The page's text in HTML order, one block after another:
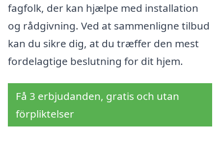
fagfolk, der kan hjælpe med installation
og rådgivning. Ved at sammenligne tilbud
kan du sikre dig, at du træffer den mest
fordelagtige beslutning for dit hjem.
Få 3 erbjudanden, gratis och utan
förpliktelser